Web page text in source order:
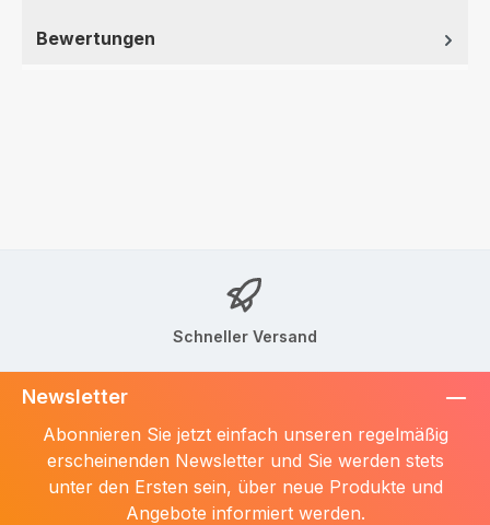
Bewertungen
Schneller Versand
Newsletter
Abonnieren Sie jetzt einfach unseren regelmäßig
erscheinenden Newsletter und Sie werden stets
unter den Ersten sein, über neue Produkte und
Angebote informiert werden.